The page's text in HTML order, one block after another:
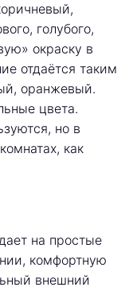
голубого,
окраску в
отдаётся таким
оранжевый.
цвета.
но в
как
на простые
комфортную
внешний